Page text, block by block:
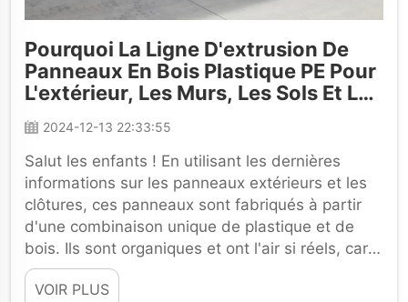
Pourquoi La Ligne D'extrusion De
Panneaux En Bois Plastique PE Pour
L'extérieur, Les Murs, Les Sols Et Les
Clôtures N'a Pas Besoin D'une
Machine De Traction
2024-12-13 22:33:55
Salut les enfants ! En utilisant les dernières
informations sur les panneaux extérieurs et les
clôtures, ces panneaux sont fabriqués à partir
d'une combinaison unique de plastique et de
bois. Ils sont organiques et ont l'air si réels, car
ils sont conçus pour être vraiment solides et
époustouflants, comme du bois véritable. Veux-
VOIR PLUS